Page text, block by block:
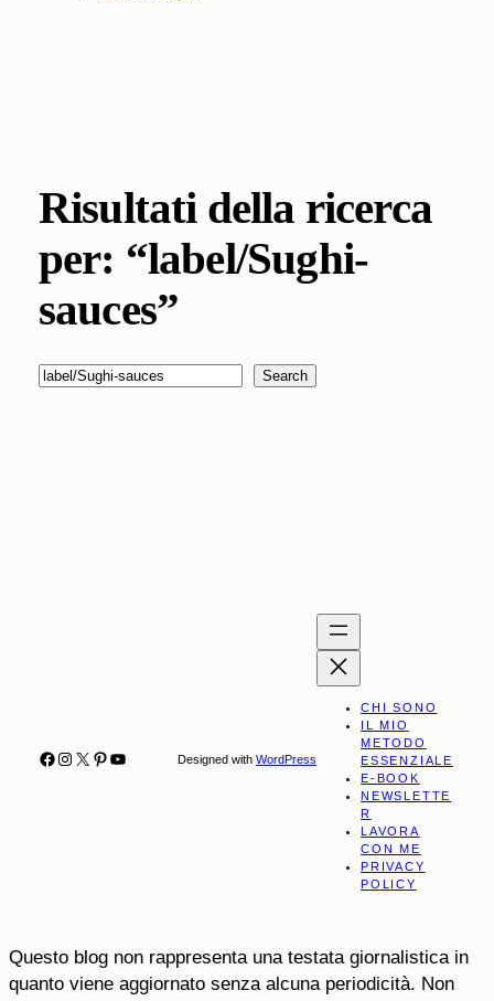
Risultati della ricerca
per: “label/Sughi-
sauces”
Cerca Search
Facebook
Instagram
X Pinterest
YouTubeDesigned with WordPress
CHI SONO
IL MIO
METODO
ESSENZIALE
E-BOOK
NEWSLETTE
R
LAVORA
CON ME
PRIVACY
POLICY
Questo blog non rappresenta una testata giornalistica in
quanto viene aggiornato senza alcuna periodicità. Non